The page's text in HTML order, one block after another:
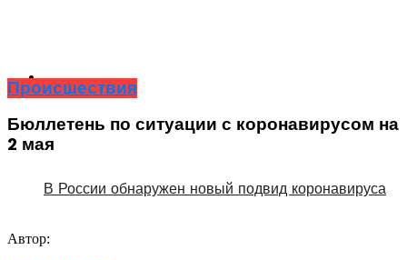
В России обнаружен новый подвид коронавируса
Происшествия
Бюллетень по ситуации с коронавирусом на
2 мая
Автор: